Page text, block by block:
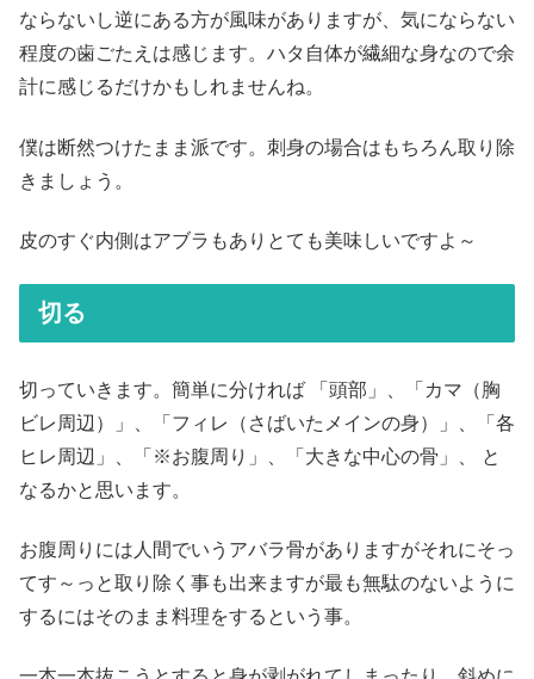
ならないし逆にある方が風味がありますが、気にならない
程度の歯ごたえは感じます。ハタ自体が繊細な身なので余
計に感じるだけかもしれませんね。
僕は断然つけたまま派です。刺身の場合はもちろん取り除
きましょう。
皮のすぐ内側はアブラもありとても美味しいですよ～
切る
切っていきます。簡単に分ければ 「頭部」、「カマ（胸
ビレ周辺）」、「フィレ（さばいたメインの身）」、「各
ヒレ周辺」、「※お腹周り」、「大きな中心の骨」、 と
なるかと思います。
お腹周りには人間でいうアバラ骨がありますがそれにそっ
てす～っと取り除く事も出来ますが最も無駄のないように
するにはそのまま料理をするという事。